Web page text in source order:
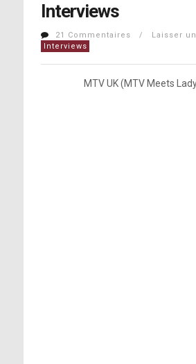
Interviews
21 Commentaires / Laisser
Interviews
MTV UK (MTV Meets